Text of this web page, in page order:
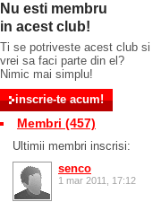
Nu esti membru
in acest club!
Ti se potriveste acest club si
vrei sa faci parte din el?
Nimic mai simplu!
Membri (457)
Ultimii membri inscrisi:
senco
1 mar 2011, 17:12